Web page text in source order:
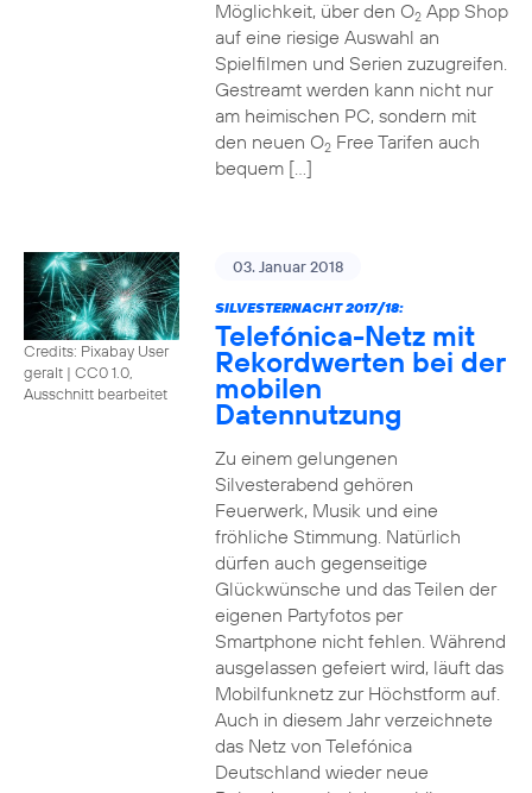
Möglichkeit, über den O2App Shop
auf eine riesige Auswahl an
Spielfilmen und Serien zuzugreifen.
Gestreamt werden kann nicht nur
am heimischen PC, sondern mit
den neuen O2Free Tarifen auch
bequem […]
Credits: Pixabay User
geralt | CC0 1.0,
Ausschnitt bearbeitet
03. Januar 2018
SILVESTERNACHT 2017/18:
Telefónica-Netz mit
Rekordwerten bei der
mobilen
Datennutzung
Zu einem gelungenen
Silvesterabend gehören
Feuerwerk, Musik und eine
fröhliche Stimmung. Natürlich
dürfen auch gegenseitige
Glückwünsche und das Teilen der
eigenen Partyfotos per
Smartphone nicht fehlen. Während
ausgelassen gefeiert wird, läuft das
Mobilfunknetz zur Höchstform auf.
Auch in diesem Jahr verzeichnete
das Netz von Telefónica
Deutschland wieder neue